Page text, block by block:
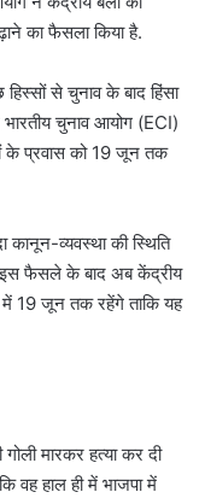
का फैसला किया है.
से चुनाव के बाद हिंसा
चुनाव आयोग (ECI)
के प्रवास को 19 जून तक
कानून-व्यवस्था की स्थिति
इस फैसले के बाद अब केंद्रीय
19 जून तक रहेंगे ताकि यह
गोली मारकर हत्या कर दी
वह हाल ही में भाजपा में